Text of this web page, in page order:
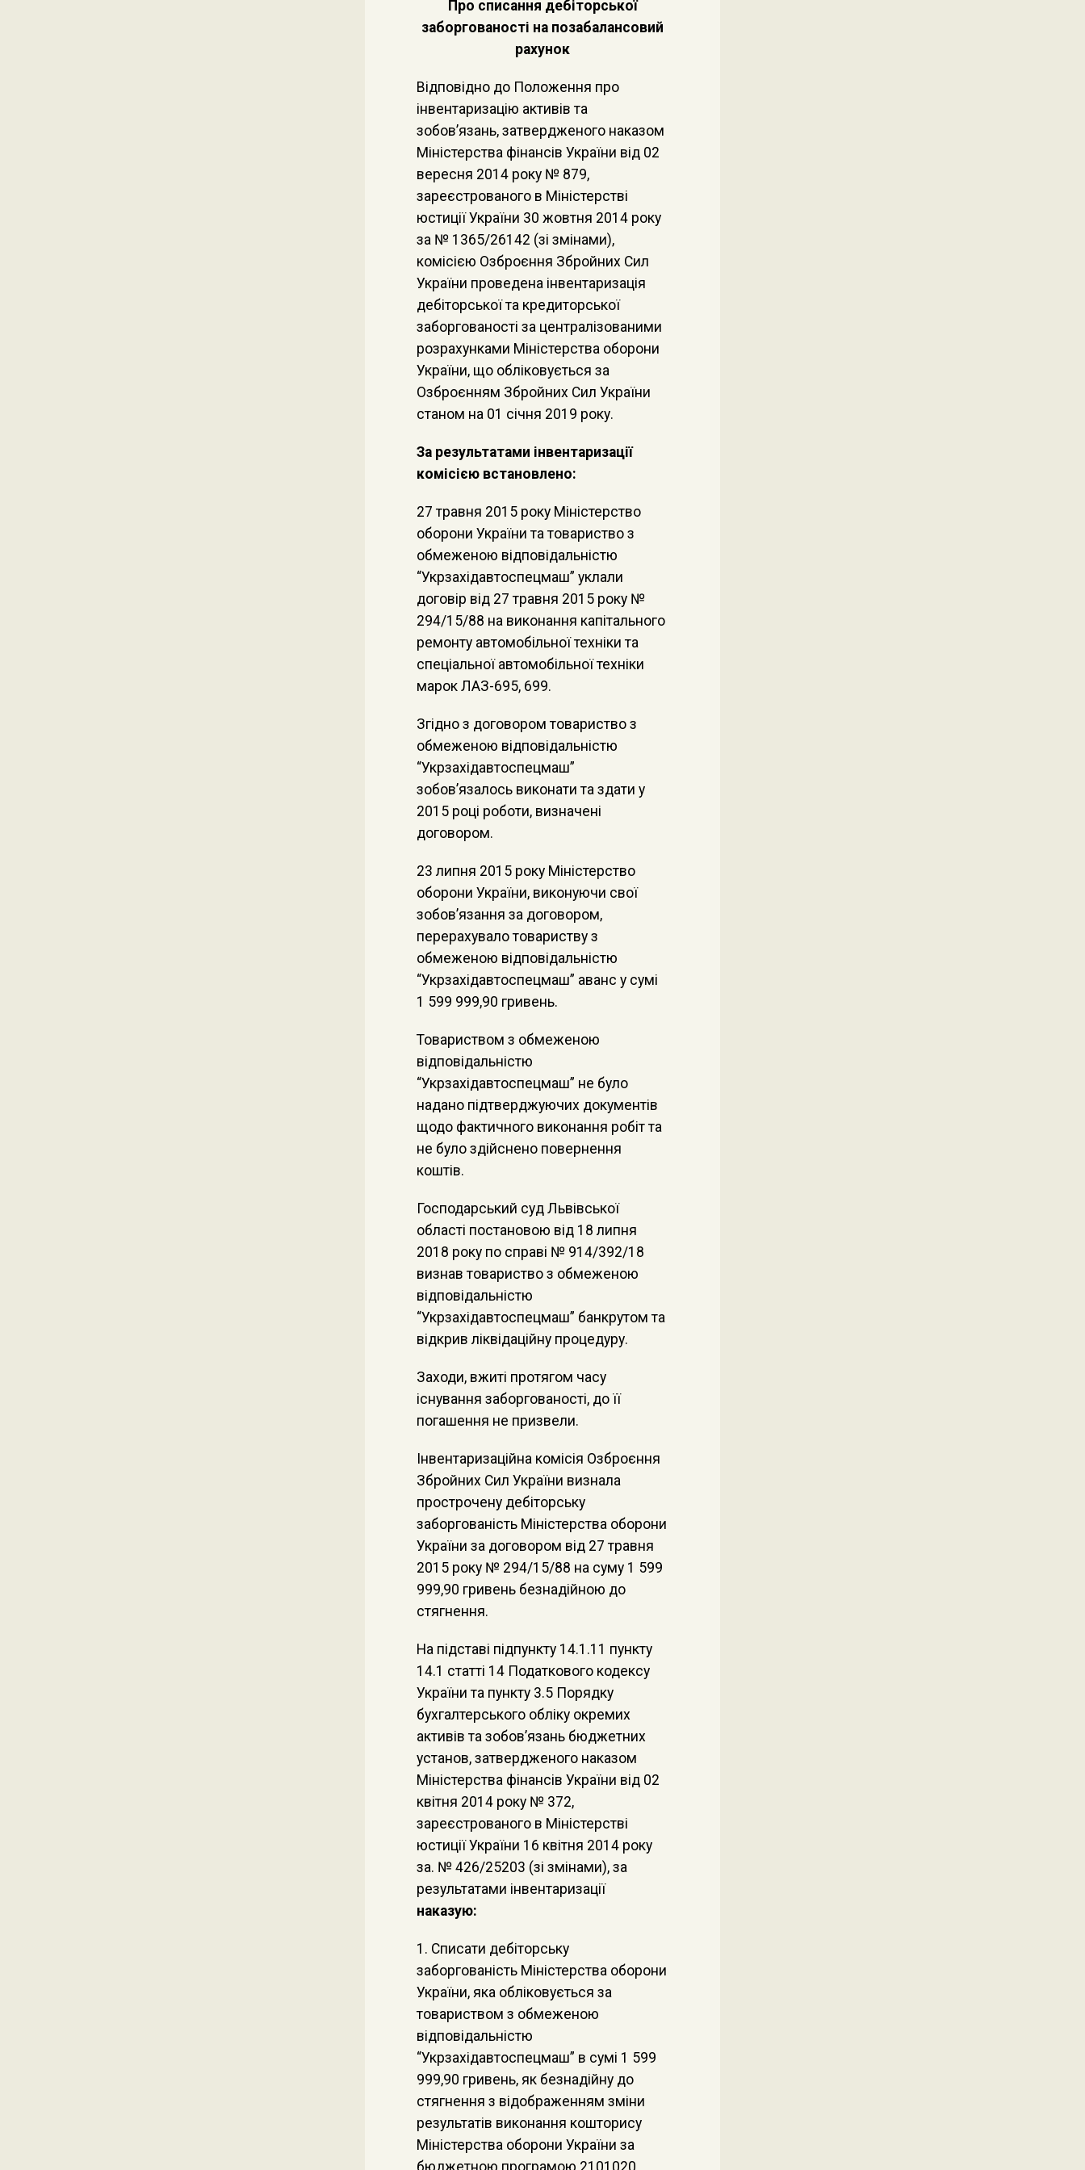
Про списання дебіторської
заборгованості на позабалансовий
рахунок
Відповідно до Положення про
інвентаризацію активів та
зобов’язань, затвердженого наказом
Міністерства фінансів України від 02
вересня 2014 року № 879,
зареєстрованого в Міністерстві
юстиції України 30 жовтня 2014 року
за № 1365/26142 (зі змінами),
комісією Озброєння Збройних Сил
України проведена інвентаризація
дебіторської та кредиторської
заборгованості за централізованими
розрахунками Міністерства оборони
України, що обліковується за
Озброєнням Збройних Сил України
станом на 01 січня 2019 року.
За результатами інвентаризації
комісією встановлено:
27 травня 2015 року Міністерство
оборони України та товариство з
обмеженою відповідальністю
“Укрзахідавтоспецмаш” уклали
договір від 27 травня 2015 року №
294/15/88 на виконання капітального
ремонту автомобільної техніки та
спеціальної автомобільної техніки
марок ЛАЗ-695, 699.
Згідно з договором товариство з
обмеженою відповідальністю
“Укрзахідавтоспецмаш”
зобов’язалось виконати та здати у
2015 році роботи, визначені
договором.
23 липня 2015 року Міністерство
оборони України, виконуючи свої
зобов’язання за договором,
перерахувало товариству з
обмеженою відповідальністю
“Укрзахідавтоспецмаш” аванс у сумі
1 599 999,90 гривень.
Товариством з обмеженою
відповідальністю
“Укрзахідавтоспецмаш” не було
надано підтверджуючих документів
щодо фактичного виконання робіт та
не було здійснено повернення
коштів.
Господарський суд Львівської
області постановою від 18 липня
2018 року по справі № 914/392/18
визнав товариство з обмеженою
відповідальністю
“Укрзахідавтоспецмаш” банкрутом та
відкрив ліквідаційну процедуру.
Заходи, вжиті протягом часу
існування заборгованості, до її
погашення не призвели.
Інвентаризаційна комісія Озброєння
Збройних Сил України визнала
прострочену дебіторську
заборгованість Міністерства оборони
України за договором від 27 травня
2015 року № 294/15/88 на суму 1 599
999,90 гривень безнадійною до
стягнення.
На підставі підпункту 14.1.11 пункту
14.1 статті 14 Податкового кодексу
України та пункту 3.5 Порядку
бухгалтерського обліку окремих
активів та зобов’язань бюджетних
установ, затвердженого наказом
Міністерства фінансів України від 02
квітня 2014 року № 372,
зареєстрованого в Міністерстві
юстиції України 16 квітня 2014 року
за. № 426/25203 (зі змінами), за
результатами інвентаризації
наказую:
1. Списати дебіторську
заборгованість Міністерства оборони
України, яка обліковується за
товариством з обмеженою
відповідальністю
“Укрзахідавтоспецмаш” в сумі 1 599
999,90 гривень, як безнадійну до
стягнення з відображенням зміни
результатів виконання кошторису
Міністерства оборони України за
бюджетною програмою 2101020